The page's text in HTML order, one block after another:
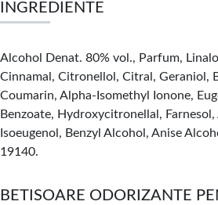
INGREDIENTE
Alcohol Denat. 80% vol., Parfum,
Cinnamal, Citronellol, Citral, Geraniol,
Coumarin, Alpha-Isomethyl Ionone,
Benzoate, Hydroxycitronellal,
Isoeugenol, Benzyl Alcohol, Anise
19140.
BETISOARE ODORIZANTE